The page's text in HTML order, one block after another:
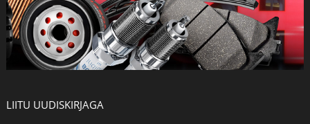
LIITU UUDISKIRJAGA